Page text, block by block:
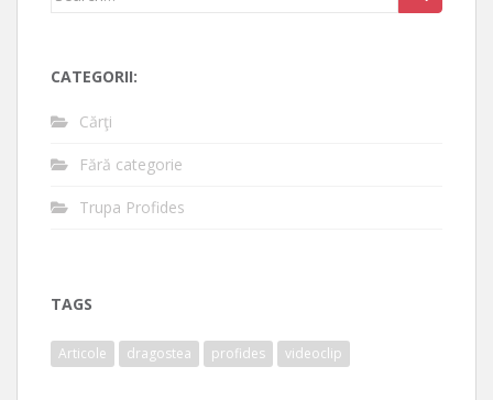
CATEGORII:
Cărţi
Fără categorie
Trupa Profides
TAGS
Articole dragostea profides videoclip